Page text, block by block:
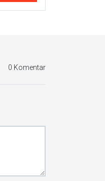
0 Komentar